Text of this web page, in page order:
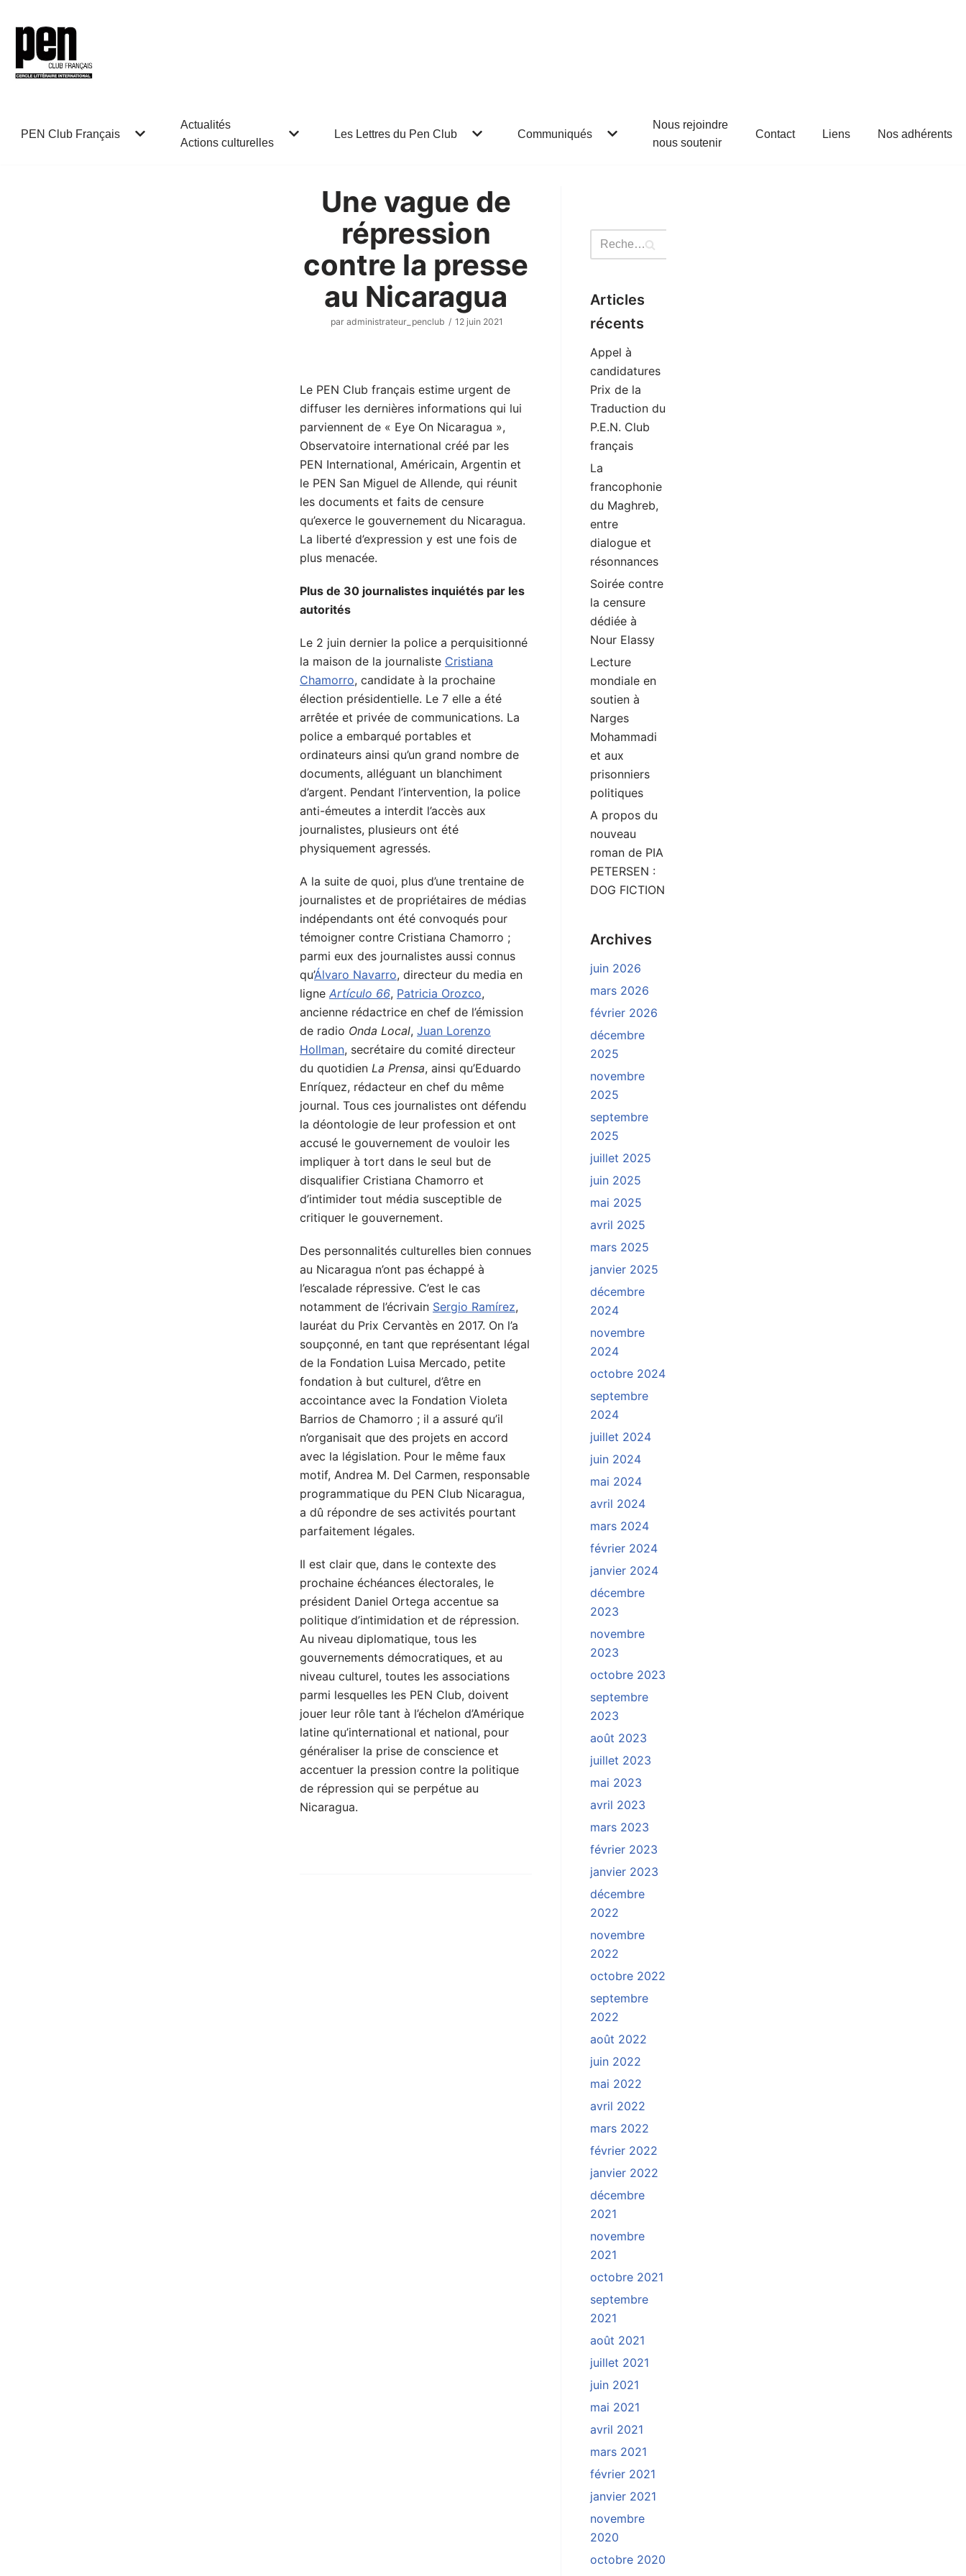
au
contenu
PEN Club Français
Actualités
Actions culturelles
Les Lettres du Pen Club Communiqués
Nous rejoindre
nous soutenir
Contact Liens Nos adhérents
Une vague de
répression
contre la presse
au Nicaragua
par administrateur_penclub 12 juin 2021
Le PEN Club français estime urgent de
diffuser les dernières informations qui lui
parviennent de « Eye On Nicaragua »,
Observatoire international créé par les
PEN International, Américain, Argentin et
le PEN San Miguel de Allende, qui réunit
les documents et faits de censure
qu’exerce le gouvernement du Nicaragua.
La liberté d’expression y est une fois de
plus menacée.
Plus de 30 journalistes inquiétés par les
autorités
Le 2 juin dernier la police a perquisitionné
la maison de la journaliste Cristiana
Chamorro, candidate à la prochaine
élection présidentielle. Le 7 elle a été
arrêtée et privée de communications. La
police a embarqué portables et
ordinateurs ainsi qu’un grand nombre de
documents, alléguant un blanchiment
d’argent. Pendant l’intervention, la police
anti-émeutes a interdit l’accès aux
journalistes, plusieurs ont été
physiquement agressés.
A la suite de quoi, plus d’une trentaine de
journalistes et de propriétaires de médias
indépendants ont été convoqués pour
témoigner contre Cristiana Chamorro ;
parmi eux des journalistes aussi connus
qu’Álvaro Navarro, directeur du media en
ligne Artículo 66, Patricia Orozco,
ancienne rédactrice en chef de l’émission
de radio Onda Local, Juan Lorenzo
Hollman, secrétaire du comité directeur
du quotidien La Prensa, ainsi qu’Eduardo
Enríquez, rédacteur en chef du même
journal. Tous ces journalistes ont défendu
la déontologie de leur profession et ont
accusé le gouvernement de vouloir les
impliquer à tort dans le seul but de
disqualifier Cristiana Chamorro et
d’intimider tout média susceptible de
critiquer le gouvernement.
Des personnalités culturelles bien connues
au Nicaragua n’ont pas échappé à
l’escalade répressive. C’est le cas
notamment de l’écrivain Sergio Ramírez,
lauréat du Prix Cervantès en 2017. On l’a
soupçonné, en tant que représentant légal
de la Fondation Luisa Mercado, petite
fondation à but culturel, d’être en
accointance avec la Fondation Violeta
Barrios de Chamorro ; il a assuré qu’il
n’organisait que des projets en accord
avec la législation. Pour le même faux
motif, Andrea M. Del Carmen, responsable
programmatique du PEN Club Nicaragua,
a dû répondre de ses activités pourtant
parfaitement légales.
Il est clair que, dans le contexte des
prochaine échéances électorales, le
président Daniel Ortega accentue sa
politique d’intimidation et de répression.
Au niveau diplomatique, tous les
gouvernements démocratiques, et au
niveau culturel, toutes les associations
parmi lesquelles les PEN Club, doivent
jouer leur rôle tant à l’échelon d’Amérique
latine qu’international et national, pour
généraliser la prise de conscience et
accentuer la pression contre la politique
de répression qui se perpétue au
Nicaragua.
Articles
récents
Appel à
candidatures
Prix de la
Traduction du
P.E.N. Club
français
La
francophonie
du Maghreb,
entre
dialogue et
résonnances
Soirée contre
la censure
dédiée à
Nour Elassy
Lecture
mondiale en
soutien à
Narges
Mohammadi
et aux
prisonniers
politiques
A propos du
nouveau
roman de PIA
PETERSEN :
DOG FICTION
Archives
juin 2026
mars 2026
février 2026
décembre
2025
novembre
2025
septembre
2025
juillet 2025
juin 2025
mai 2025
avril 2025
mars 2025
janvier 2025
décembre
2024
novembre
2024
octobre 2024
septembre
2024
juillet 2024
juin 2024
mai 2024
avril 2024
mars 2024
février 2024
janvier 2024
décembre
2023
novembre
2023
octobre 2023
septembre
2023
août 2023
juillet 2023
mai 2023
avril 2023
mars 2023
février 2023
janvier 2023
décembre
2022
novembre
2022
octobre 2022
septembre
2022
août 2022
juin 2022
mai 2022
avril 2022
mars 2022
février 2022
janvier 2022
décembre
2021
novembre
2021
octobre 2021
septembre
2021
août 2021
juillet 2021
juin 2021
mai 2021
avril 2021
mars 2021
février 2021
janvier 2021
novembre
2020
octobre 2020